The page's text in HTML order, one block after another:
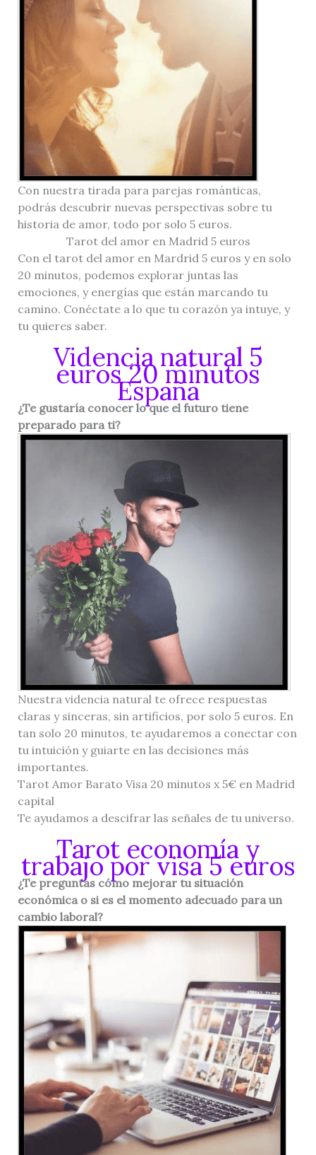
Con nuestra tirada para parejas románticas,
podrás descubrir nuevas perspectivas sobre tu
historia de amor, todo por solo 5 euros.
Tarot del amor en Madrid 5 euros
Con el tarot del amor en Mardrid 5 euros y en solo
20 minutos, podemos explorar juntas las
emociones, y energías que están marcando tu
camino. Conéctate a lo que tu corazón ya intuye, y
tu quieres saber.
Videncia natural 5
euros 20 minutos
España
¿Te gustaría conocer lo que el futuro tiene
preparado para ti?
Nuestra videncia natural te ofrece respuestas
claras y sinceras, sin artificios, por solo 5 euros. En
tan solo 20 minutos, te ayudaremos a conectar con
tu intuición y guiarte en las decisiones más
importantes.
Tarot Amor Barato Visa 20 minutos x 5€ en Madrid
capital
Te ayudamos a descifrar las señales de tu universo.
Tarot economía y
trabajo por visa 5 euros
¿Te preguntas cómo mejorar tu situación
económica o si es el momento adecuado para un
cambio laboral?